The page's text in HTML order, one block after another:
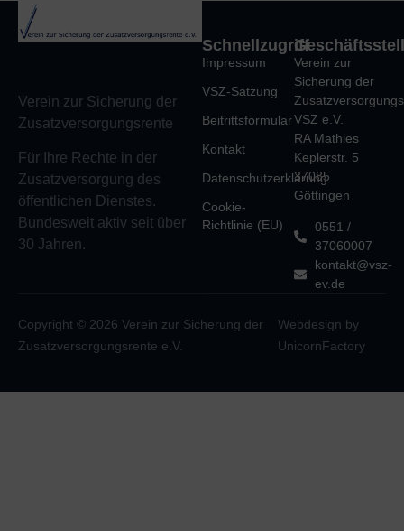
Verein zur Sicherung der
Zusatzversorgungsrente
Für Ihre Rechte in der
Zusatzversorgung des
öffentlichen Dienstes.
Bundesweit aktiv seit über
30 Jahren.
Schnellzugriff
Impressum
VSZ-Satzung
Beitrittsformular
Kontakt
Datenschutzerklärung
Cookie-
Richtlinie (EU)
Verein zur
Sicherung der
VSZ e.V.
RA Mathies
Keplerstr. 5
37085
Göttingen
0551 /
37060007
kontakt@vsz-
ev.de
Copyright © 2026 Verein zur Sicherung der
Zusatzversorgungsrente e.V.
Webdesign by
UnicornFactory